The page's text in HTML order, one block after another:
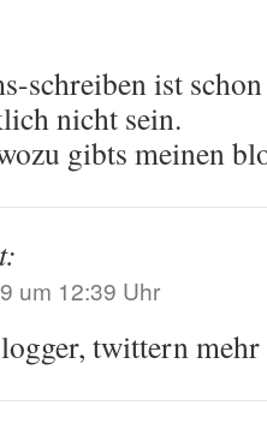
schreiben ist
nicht sein.
gibts meinen
um 12:39 Uhr
twittern